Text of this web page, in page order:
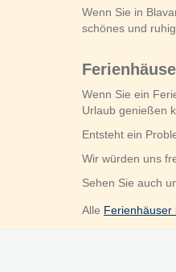
Wenn Sie in
schönes und
Wenn Sie ein
Urlaub genießen
Entsteht ein
Wir würden uns
Sehen Sie auch
Alle Ferienhäuser